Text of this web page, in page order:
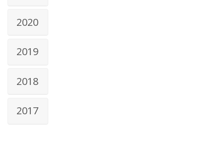
2020
2019
2018
2017